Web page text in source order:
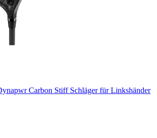
Carbon Stiff Schläger für Linkshänder